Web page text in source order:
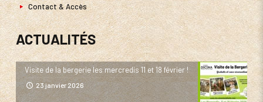
Contact & Accès
ACTUALITÉS
Visite de la bergerie les mercredis 11 et 18 février !
23 janvier 2026